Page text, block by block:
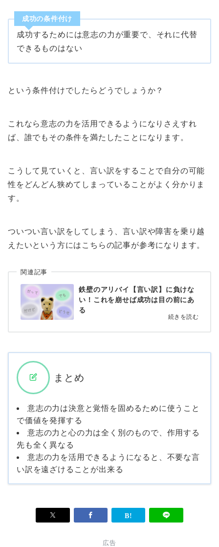
成功の条件付け
成功するためには意志の力が重要で、それに代替
できるものはない
という条件付けでしたらどうでしょうか？
これなら意志の力を活用できるようになりさえすれ
ば、誰でもその条件を満たしたことになります。
こうして見ていくと、言い訳をすることで自分の可能
性をどんどん狭めてしまっていることがよく分かりま
す。
ついつい言い訳をしてしまう、言い訳や障害を乗り越
えたいという方にはこちらの記事が参考になります。
関連記事
鉄壁のアリバイ【言い訳】に負けな
い！これを崩せば成功は目の前にあ
る
続きを読む
まとめ
意志の力は決意と覚悟を固めるために使うこと
で価値を発揮する
意志の力と心の力は全く別のもので、作用する
先も全く異なる
意志の力を活用できるようになると、不要な言
い訳を遠ざけることが出来る
広告